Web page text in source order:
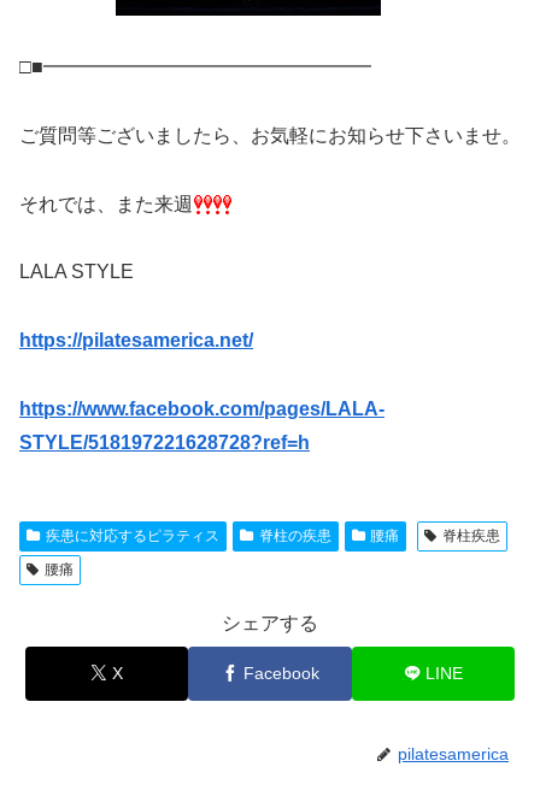
□■━━━━━━━━━━━━━━━━━
ご質問等ございましたら、お気軽にお知らせ下さいませ。
それでは、また来週
LALA STYLE
https://pilatesamerica.net/
https://www.facebook.com/pages/LALA-
STYLE/518197221628728?ref=h
疾患に対応するピラティス 脊柱の疾患 腰痛
脊柱疾患
腰痛
シェアする
X Facebook LINE
pilatesamerica